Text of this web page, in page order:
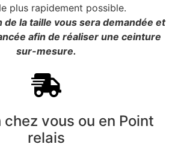
plus rapidement possible.
de la taille vous sera demandée et
afin de réaliser une ceinture
sur-mesure.
chez vous ou en Point
relais